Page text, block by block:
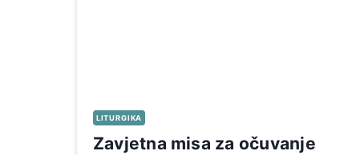
LITURGIKA
Zavjetna misa za očuvanje